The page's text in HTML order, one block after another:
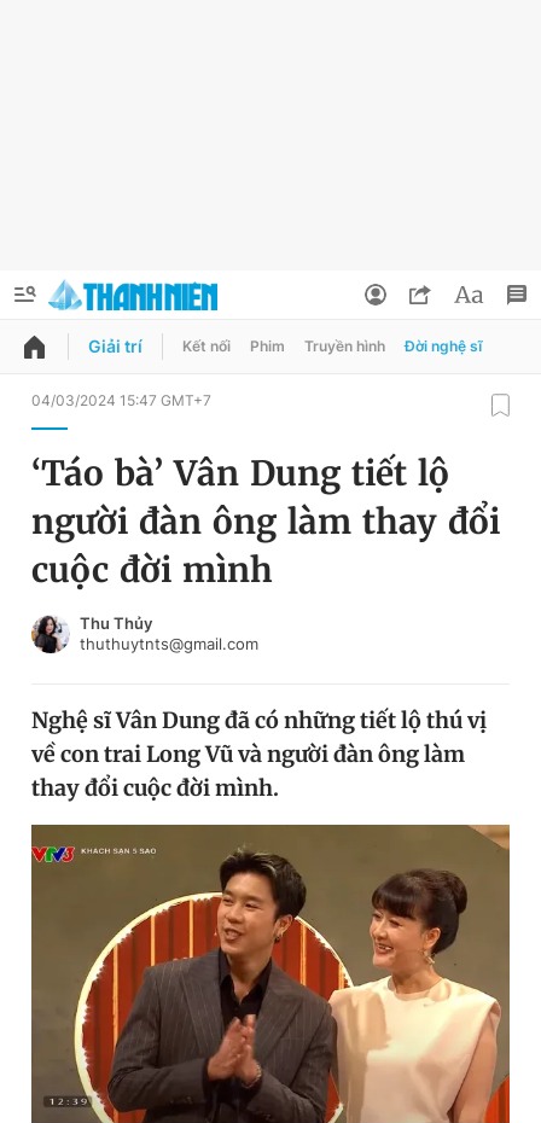
QUẢNG CÁO
Chuyên mục
Chuyên mục khác
Chào ngày mới
Video Magazine
Sản phẩm khác
Bạn cần biết
Thông tin tòa soạn Liên hệ quảng cáo
Đổi mật khẩu
Tin đã lưu
Tin đã xem
Đăng xuất
Giải trí Kết nối Phim Truyền hình Đời nghệ sĩ
04/03/2024 15:47 GMT+7
‘Táo bà’ Vân Dung tiết lộ
người đàn ông làm thay đổi
cuộc đời mình
Thu Thủy
thuthuytnts@gmail.com
Nghệ sĩ Vân Dung đã có những tiết lộ thú vị
về con trai Long Vũ và người đàn ông làm
thay đổi cuộc đời mình.